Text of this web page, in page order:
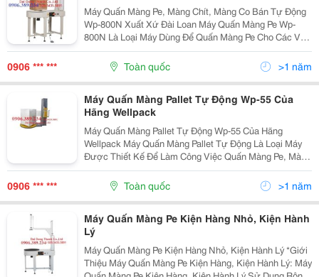
Máy Quấn Màng Pe, Màng Chít, Màng Co Bán Tự Động
Wp-800N Xuất Xứ Đài Loan Máy Quấn Màng Pe Wp-
800N Là Loại Máy Dùng Để Quấn Màng Pe Cho Các Vật
Thể Vừa Và Nhỏ Được Đóng Gói Trong Hộp Carton
Hoặc Xếp Trực Tiếp Lên Bệ Quay Mà Không Cần Pallet.
0906 *** *** Toàn quốc >1 năm
Máy Quấn Màng Pallet Tự Động Wp-55 Của
Hãng Wellpack
Máy Quấn Màng Pallet Tự Động Wp-55 Của Hãng
Wellpack Máy Quấn Màng Pallet Tự Động Là Loại Máy
Được Thiết Kế Để Làm Công Việc Quấn Màng Pe, Màng
Chít Cho Các Pallet Hàng Hóa Thay Thế Dụng Cụ Quấn
Màng Bằng Tay, Giúp Doanh Nghiệp Giảm Thời Gian,
Nhân...
0906 *** *** Toàn quốc >1 năm
Máy Quấn Màng Pe Kiện Hàng Nhỏ, Kiện Hành
Lý
Máy Quấn Màng Pe Kiện Hàng Nhỏ, Kiện Hành Lý *Giới
Thiệu Máy Quấn Màng Pe Kiện Hàng, Kiện Hành Lý: Máy